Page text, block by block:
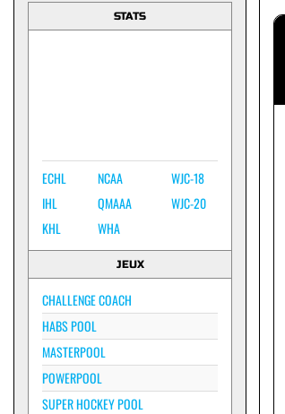
STATS
ECHL
IHL
KHL
NCAA
QMAAA
WHA
WJC-18
WJC-20
JEUX
CHALLENGE COACH
HABS POOL
MASTERPOOL
POWERPOOL
SUPER HOCKEY POOL